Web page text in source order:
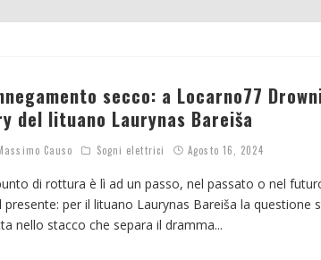
secco: a Locarno77
del lituano Laurynas Bareiša
Causo Sogni elettrici Agosto 16, 2024
di rottura è lì ad un passo, nel passato o nel
presente: per il lituano Laurynas Bareiša la questione
nello stacco che separa il dramma...